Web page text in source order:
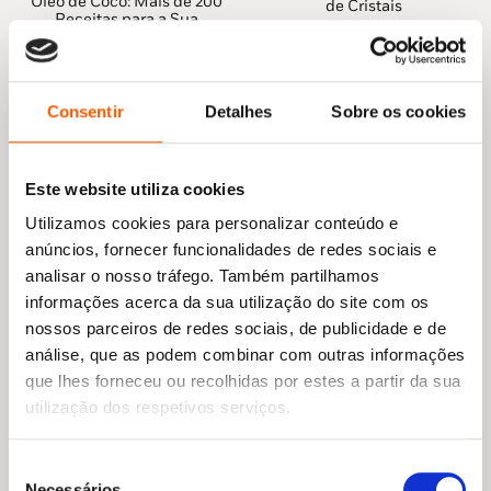
Consentir Detalhes Sobre os cookies
Este website utiliza cookies
Utilizamos cookies para personalizar conteúdo e
anúncios, fornecer funcionalidades de redes sociais e
analisar o nosso tráfego. Também partilhamos
informações acerca da sua utilização do site com os
nossos parceiros de redes sociais, de publicidade e de
análise, que as podem combinar com outras informações
que lhes forneceu ou recolhidas por estes a partir da sua
utilização dos respetivos serviços.
«Um estudo brilhante sobre os perigos do
sobrediagnóstico.»
«Tornamos as pessoas mais doentes pelo
problema médico. Um livro fascinante.»
The Times
«Com clareza de prosa e raciocínio,
Diagnósticos
deve fazer-nos refletir a todos se
estamos mais ou menos saudáveis quando
recebemos um diagnóstico.»
Elizabeth F. Loftus, psicóloga e professora na
Universidade da Califórnia
originalatual
Receitas para a Sua
Alimentação, Saúde e
Laura Agar Wilson
original
era:
19,99 €.
é:
17,99 €.
de Cristais
17,50€O